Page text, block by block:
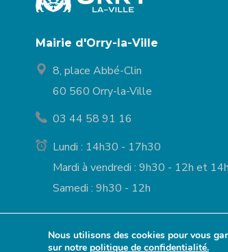
Mairie d'Orry-la-Ville
8, place Abbé-Clin
60 560 Orry-la-Ville
03 44 58 91 16
Lundi : 14h30 - 17h30
Mardi à vendredi : 9h30 - 12h et
Samedi : 9h30 - 12h
Nous utilisons des cookies pour vous
sur notre politique de confidentialité.